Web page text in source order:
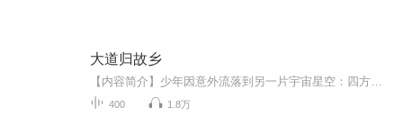
大道归故乡
400 1.8万